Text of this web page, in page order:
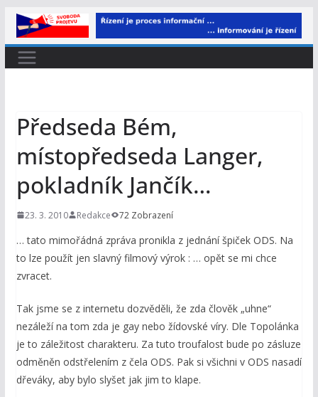
Přeskočit
na
obsah
Předseda Bém,
místopředseda Langer,
pokladník Jančík…
23. 3. 2010 Redakce 72 Zobrazení
… tato mimořádná zpráva pronikla z jednání špiček ODS. Na
to lze použít jen slavný filmový výrok : … opět se mi chce
zvracet.
Tak jsme se z internetu dozvěděli, že zda člověk „uhne“
nezáleží na tom zda je gay nebo žídovské víry. Dle Topolánka
je to záležitost charakteru. Za tuto troufalost bude po zásluze
odměněn odstřelením z čela ODS. Pak si všichni v ODS nasadí
dřeváky, aby bylo slyšet jak jim to klape.